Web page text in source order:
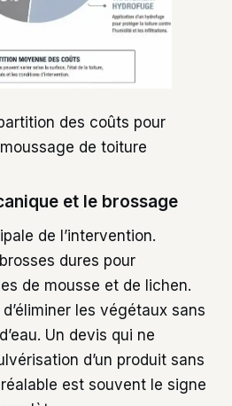
des coûts pour
de toiture
et le brossage
de l’intervention.
dures pour
de mousse et de lichen.
les végétaux sans
Un devis qui ne
d’un produit sans
est souvent le signe